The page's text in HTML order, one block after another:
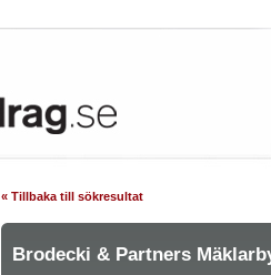
« Tillbaka till sökresultat
Brodecki & Partners